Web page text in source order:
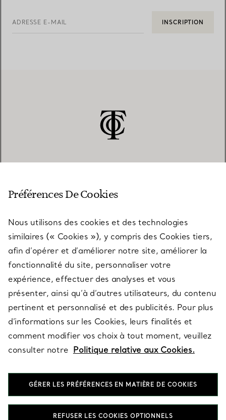
ADRESSE E-MAIL INSCRIPTION
SERVICES
À PROPOS
QUESTIONS LÉGALES
SUIVEZ-NOUS
Préférences De Cookies
Nous utilisons des cookies et des technologies
similaires (« Cookies »), y compris des Cookies tiers,
afin d’opérer et d’améliorer notre site, améliorer la
fonctionnalité du site, personnaliser votre
expérience, effectuer des analyses et vous
présenter, ainsi qu’à d’autres utilisateurs, du contenu
pertinent et personnalisé et des publicités. Pour plus
d’informations sur les Cookies, leurs finalités et
comment modifier vos choix à tout moment, veuillez
consulter notre Politique relative aux Cookies.
GÉRER LES PRÉFÉRENCES EN MATIÈRE DE COOKIES
REFUSER LES COOKIES OPTIONNELS